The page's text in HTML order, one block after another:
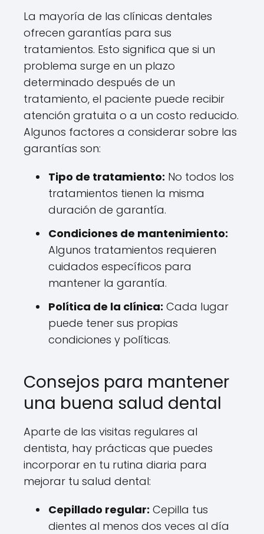
La mayoría de las clínicas dentales
ofrecen garantías para sus
tratamientos. Esto significa que si un
problema surge en un plazo
determinado después de un
tratamiento, el paciente puede recibir
atención gratuita o a un costo reducido.
Algunos factores a considerar sobre las
garantías son:
Tipo de tratamiento: No todos los
tratamientos tienen la misma
duración de garantía.
Condiciones de mantenimiento:
Algunos tratamientos requieren
cuidados específicos para
mantener la garantía.
Política de la clínica: Cada lugar
puede tener sus propias
condiciones y políticas.
Consejos para mantener
una buena salud dental
Aparte de las visitas regulares al
dentista, hay prácticas que puedes
incorporar en tu rutina diaria para
mejorar tu salud dental:
Cepillado regular: Cepilla tus
dientes al menos dos veces al día